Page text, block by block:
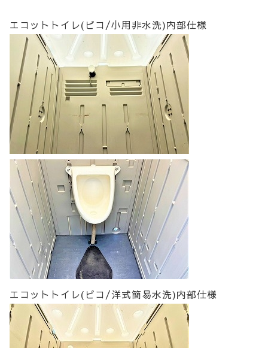
エコットトイレ(ピコ/小用非水洗)内部仕様
エコットトイレ(ピコ/洋式簡易水洗)内部仕様